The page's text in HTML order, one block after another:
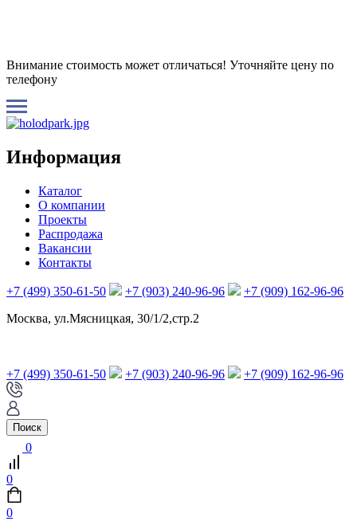
Внимание стоимость может отличаться! Уточняйте цену по
телефону
Информация
Каталог
О компании
Проекты
Распродажа
Вакансии
Контакты
+7 (499) 350-61-50 +7 (903) 240-96-96
+7 (909) 162-96-96
Москва, ул.Мясницкая, 30/1/2,стр.2
+7 (499) 350-61-50 +7 (903) 240-96-96 +7 (909) 162-96-96
Поиск
0
0
0